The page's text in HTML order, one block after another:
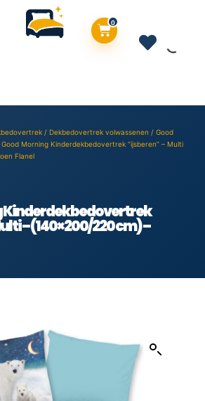
0
/ Dekbedovertrek volwassenen / Good
Good Morning Kinderdekbedovertrek “ijsberen” – Multi
Flanel
Kinderdekbedovertrek
– (140×200/220 cm) –